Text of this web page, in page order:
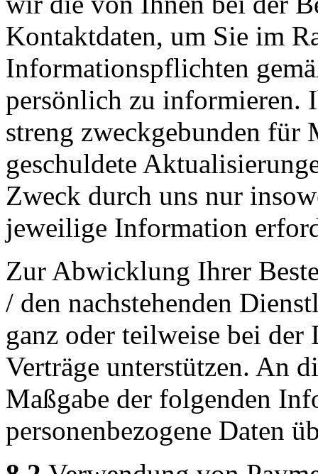
Kontaktdaten, um Sie im
Informationspflichten
persönlich zu informieren.
streng zweckgebunden
geschuldete
Zweck durch uns nur
jeweilige Information
Zur Abwicklung Ihrer
/ den nachstehenden
ganz oder teilweise bei der
Verträge unterstützen. An
Maßgabe der folgenden
personenbezogene Daten